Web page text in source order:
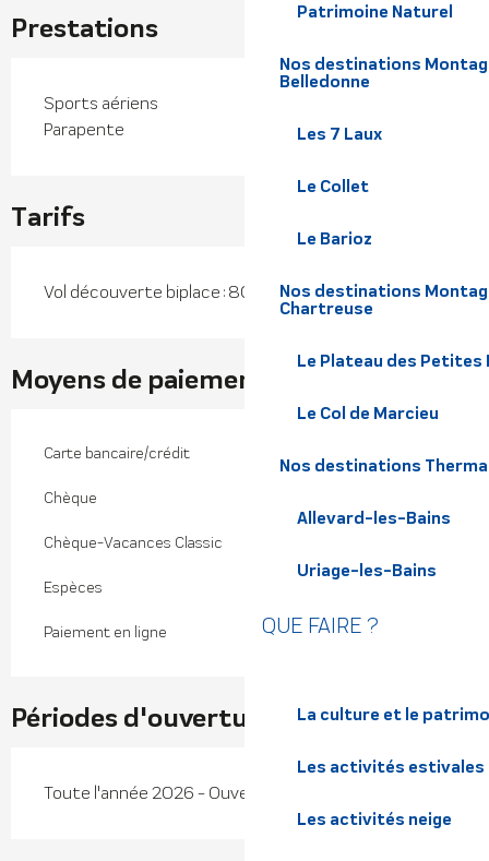
Patrimoine Naturel
Nos destinations
Belledonne
Les 7 Laux
Le Collet
Le Barioz
Nos destinations
Chartreuse
Le Plateau des Petites
Le Col de Marcieu
Nos destinations
Allevard-les-Bains
Uriage-les-Bains
QUE FAIRE ?
La culture et le
Les activités estivales
Les activités neige
Prestations
Sports aériens
Parapente
Tarifs
Vol découverte biplace : 80 €
Moyens de paiement
Carte bancaire/crédit
Chèque
Chèque-Vacances Classic
Espèces
Paiement en ligne
Périodes d'ouverture
Toute l'année 2026 - Ouvert tous les jours